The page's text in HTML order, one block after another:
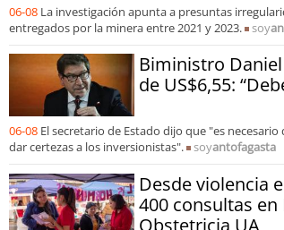
06-08 La investigación apunta a presuntas
entregados por la minera entre 2021 y 2023.
soy
Biministro
de US$6,55:
06-08 El secretario de Estado dijo que "es
dar certezas a los inversionistas".
soyantofagasta
Desde violencia
400 consultas